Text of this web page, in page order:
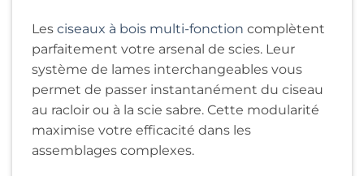
Les ciseaux à bois multi-fonction complètent
parfaitement votre arsenal de scies. Leur
système de lames interchangeables vous
permet de passer instantanément du ciseau
au racloir ou à la scie sabre. Cette modularité
maximise votre efficacité dans les
assemblages complexes.